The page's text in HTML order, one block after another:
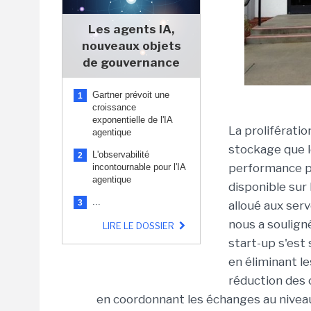
Les agents IA,
nouveaux objets
de gouvernance
1
Gartner prévoit une
croissance
exponentielle de l'IA
agentique
2
L'observabilité
incontournable pour l'IA
agentique
3 ...
LIRE LE DOSSIER
La
stockage que
performance
disponible sur
alloué aux
nous a
start-up s'est
en éliminant
réduction des
en coordonnant les échanges au